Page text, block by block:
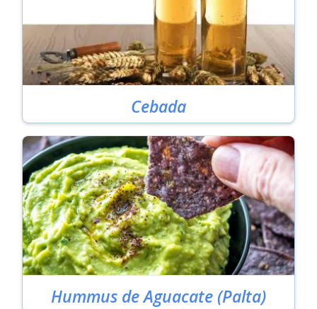
Cebada
Hummus de Aguacate (Palta)